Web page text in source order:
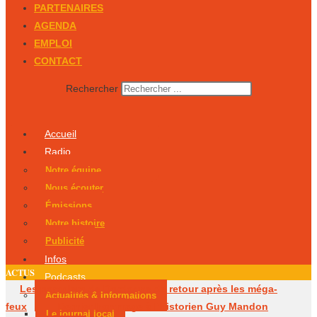
PARTENAIRES
AGENDA
EMPLOI
CONTACT
Rechercher
Accueil
Radio
Notre équipe
Nous écouter
Émissions
Notre histoire
Publicité
Infos
Podcasts
Actualités & Informations
Le journal local
ACTUS
Les pompiers de Dordogne de retour après les méga-
feux
Dernier hommage à l’historien Guy Mandon